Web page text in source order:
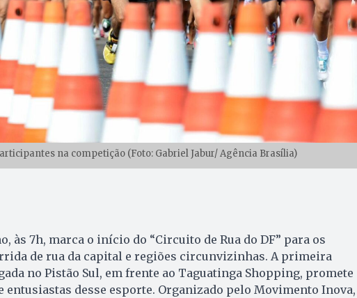
na competição (Foto: Gabriel Jabur/ Agência Brasília)
às 7h, marca o início do “Circuito de Rua do DF” para os
de rua da capital e regiões circunvizinhas. A primeira
no Pistão Sul, em frente ao Taguatinga Shopping, promete
entusiastas desse esporte. Organizado pelo Movimento Inova,